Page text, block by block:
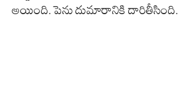
అయింది. పెను దుమారానికి దారితీసింది.